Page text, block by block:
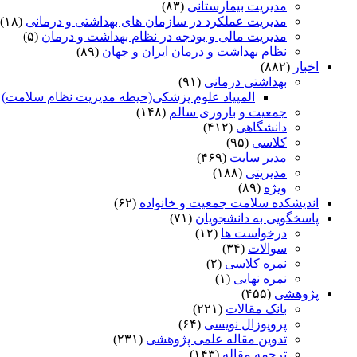
مدیریت بیمارستانی (۸۳)
مدیریت عملکرد در سازمان های بهداشتی و درمانی (۱۸)
مدیریت مالی و بودجه در نظام بهداشت و درمان (۵)
نظام بهداشت و درمان ایران و جهان (۸۹)
اخبار (۸۸۲)
بهداشتی درمانی (۹۱)
المپیاد علوم پزشکی(حیطه مدیریت نظام سلامت)
جمعیت و باروری سالم (۱۴۸)
دانشگاهی (۴۱۲)
کلاسی (۹۵)
مدیر سایت (۴۶۹)
مدیریتی (۱۸۸)
ویژه (۸۹)
اندیشکده سلامت جمعیت و خانواده (۶۲)
پاسخگویی به دانشجویان (۷۱)
درخواست ها (۱۲)
سوالات (۳۴)
نمره کلاسی (۲)
نمره نهایی (۱)
پژوهشی (۴۵۵)
بانک مقالات (۲۲۱)
پروپوزال نویسی (۶۴)
تدوین مقاله علمی پژوهشی (۲۳۱)